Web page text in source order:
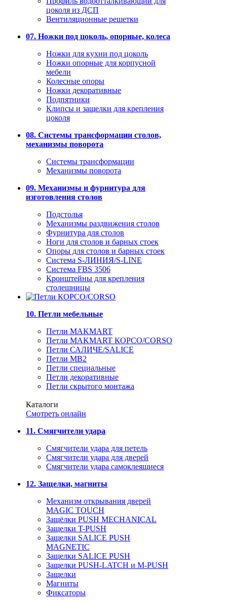
цоколя из ДСП
Вентиляционные решетки
07. Ножки под цоколь, опорные, колеса
Ножки для кухни под цоколь
Ножки опорные для корпусной
мебели
Колесные опоры
Ножки декоративные
Подпятники
Клипсы и защелки для крепления
цоколя
08. Системы трансформации столов,
механизмы поворота
Системы трансформации
Механизмы поворота
09. Механизмы и фурнитура для
изготовления столов
Подстолья
Механизмы раздвижения столов
Фурнитура для столов
Ноги для столов и барных стоек
Опоры для столов и барных стоек
Система S-ЛИНИЯ/S-LINE
Система FBS 3506
Кронштейны для крепления
столешницы
10. Петли мебельные
Петли MAKMART
Петли MAKMART КОРСО/CORSO
Петли САЛИЧЕ/SALICE
Петли MB2
Петли специальные
Петли декоративные
Петли скрытого монтажа
Каталоги
Смотреть онлайн
11. Смягчители удара
Смягчители удара для петель
Смягчители удара для дверей
Cмягчители удара самоклеящиеся
12. Защелки, магниты
Механизм открывания дверей
MAGIC TOUCH
Защёлки PUSH MECHANICAL
Защелки T-PUSH
Защелки SALICE PUSH
MAGNETIC
Защелки SALICE PUSH
Защелки PUSH-LATCH и M-PUSH
Защелки
Магниты
Фиксаторы